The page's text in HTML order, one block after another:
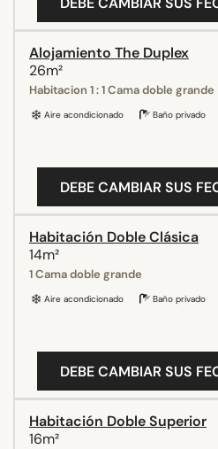
Alojamiento The Duplex
26m²
Habitacion 1 : 1 Cama doble grande
Aire acondicionado Baño privado
DEBE CAMBIAR SUS
Habitación Doble Clásica
14m²
1 Cama doble grande
Aire acondicionado Baño privado
DEBE CAMBIAR SUS
Habitación Doble Superior
16m²